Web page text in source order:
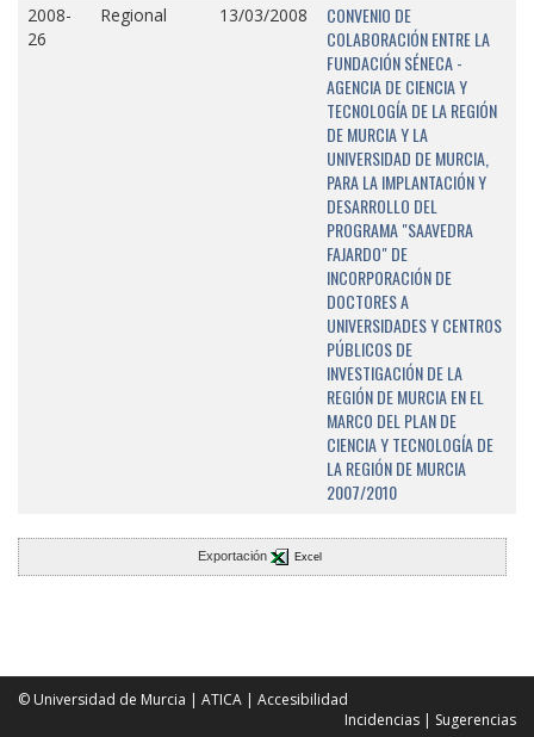
2008-
26
Regional 13/03/2008
CONVENIO DE
COLABORACIÓN ENTRE LA
FUNDACIÓN SÉNECA -
AGENCIA DE CIENCIA Y
TECNOLOGÍA DE LA REGIÓN
DE MURCIA Y LA
UNIVERSIDAD DE MURCIA,
PARA LA IMPLANTACIÓN Y
DESARROLLO DEL
PROGRAMA "SAAVEDRA
FAJARDO" DE
INCORPORACIÓN DE
DOCTORES A
UNIVERSIDADES Y CENTROS
PÚBLICOS DE
INVESTIGACIÓN DE LA
REGIÓN DE MURCIA EN EL
MARCO DEL PLAN DE
CIENCIA Y TECNOLOGÍA DE
LA REGIÓN DE MURCIA
2007/2010
Exportación Excel
© Universidad de Murcia | ATICA | Accesibilidad
Incidencias | Sugerencias